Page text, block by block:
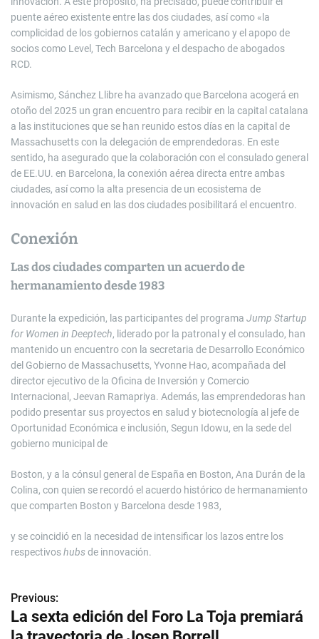
puente aéreo existente entre las dos ciudades, así como «la
complicidad de los gobiernos catalán y americano y el apopo de
socios como Level, Tech Barcelona y el despacho de abogados
RCD.
Asimismo, Sánchez Llibre ha avanzado que Barcelona acogerá en
otoño del 2025 un gran encuentro para recibir en la capital catalana
a las instituciones que se han reunido estos días en la capital de
Massachusetts con la delegación de emprendedoras. En este
sentido, ha asegurado que la colaboración con el consulado general
de EE.UU. en Barcelona, la conexión aérea directa entre ambas
ciudades, así como la alta presencia de un ecosistema de
innovación en salud en las dos ciudades posibilitará el encuentro.
Conexión
Las dos ciudades comparten un acuerdo de
hermanamiento desde 1983
Durante la expedición, las participantes del programa Jump Startup
for Women in Deeptech, liderado por la patronal y el consulado, han
mantenido un encuentro con la secretaria de Desarrollo Económico
del Gobierno de Massachusetts, Yvonne Hao, acompañada del
director ejecutivo de la Oficina de Inversión y Comercio
Internacional, Jeevan Ramapriya. Además, las emprendedoras han
podido presentar sus proyectos en salud y biotecnología al jefe de
Oportunidad Económica e inclusión, Segun Idowu, en la sede del
gobierno municipal de
Boston, y a la cónsul general de España en Boston, Ana Durán de la
Colina, con quien se recordó el acuerdo histórico de hermanamiento
que comparten Boston y Barcelona desde 1983,
y se coincidió en la necesidad de intensificar los lazos entre los
respectivoshubsde innovación.
N
a
Previous:
La sexta edición del Foro La Toja premiará